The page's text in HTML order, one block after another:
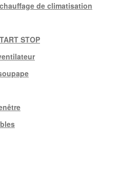
de climatisation
STOP